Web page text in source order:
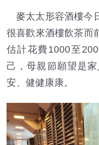
麥太太形容酒樓今
很喜歡來酒樓飲茶而
估計花費1000至
己，母親節願望是
安、健健康康。